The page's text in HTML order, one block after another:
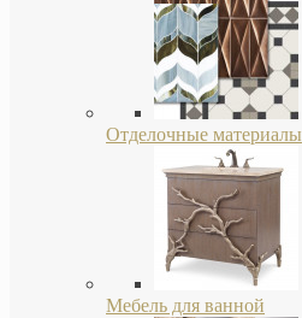
Отделочные материалы
Мебель для ванной